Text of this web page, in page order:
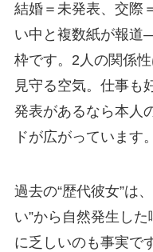
結婚＝未発表、交際
い中と複数紙が報
枠です。2人の関係
見守る空気。仕事も
発表があるなら本人
ドが広がっています。
過去の“歴代彼女”は
い”から自然発生し
に乏しいのも事実で